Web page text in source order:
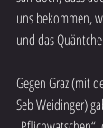
uns bekommen,
und das
Gegen Graz (mit
Seb Weidinger)